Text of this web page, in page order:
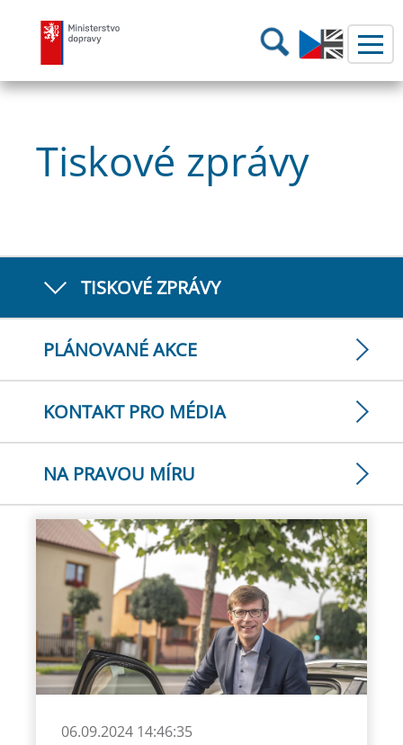
Ministerstvo dopravy Hledání
Tiskové zprávy
TISKOVÉ ZPRÁVY
PLÁNOVANÉ AKCE
KONTAKT PRO MÉDIA
NA PRAVOU MÍRU
06.09.2024 14:46:35